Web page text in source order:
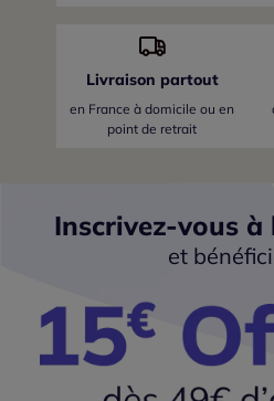
Livraison partout
en France à domicile ou en
point de retrait
Inscrivez-vous
et